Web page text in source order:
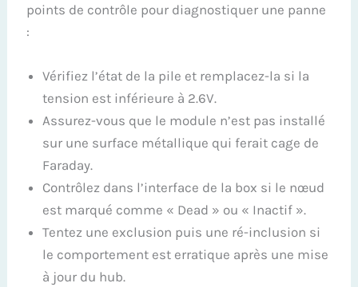
points de contrôle pour diagnostiquer une panne
:
Vérifiez l’état de la pile et remplacez-la si la
tension est inférieure à 2.6V.
Assurez-vous que le module n’est pas installé
sur une surface métallique qui ferait cage de
Faraday.
Contrôlez dans l’interface de la box si le nœud
est marqué comme « Dead » ou « Inactif ».
Tentez une exclusion puis une ré-inclusion si
le comportement est erratique après une mise
à jour du hub.